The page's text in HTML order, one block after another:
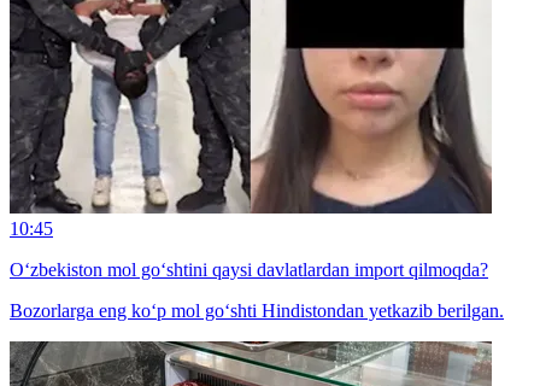
10:45
O‘zbekiston mol go‘shtini qaysi davlatlardan import qilmoqda?
Bozorlarga eng ko‘p mol go‘shti Hindistondan yetkazib berilgan.